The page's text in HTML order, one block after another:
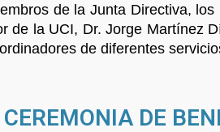
de la Junta Directiva,
de la UCI, Dr. Jorge Martínez
de diferentes
CEREMONIA DE